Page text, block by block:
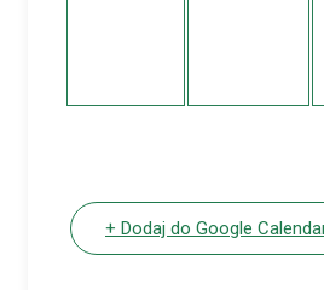
+ Dodaj do Google